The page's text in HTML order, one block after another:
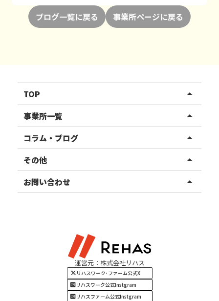
ブログ一覧に戻る 事業所ページに戻る
TOP arrow_drop_up
リハスワーク
リハスファーム
事業所一覧 arrow_drop_up
関東エリア
東北エリア
甲信越エリア
四国・九州エリア
コラム・ブログ arrow_drop_up
事業所ブログ
ご利用者様の声
その他 arrow_drop_up
お知らせ
お問い合わせ arrow_drop_up
運営元：株式会社リハス
リハスワーク･ファーム公式X
リハスワーク公式Instgram
リハスファーム公式Instgram